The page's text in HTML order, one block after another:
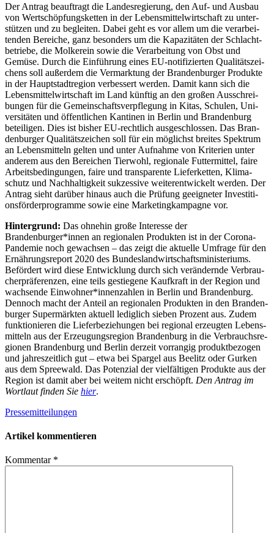
Der Antrag beauf­tragt die Lan­des­re­gie­rung, den Auf- und Aus­bau
von Wert­schöp­fungs­ket­ten in der Lebens­mit­tel­wirt­schaft zu unter­
stüt­zen und zu beglei­ten. Dabei geht es vor allem um die ver­ar­bei­
ten­den Berei­che, ganz beson­ders um die Kapa­zi­tä­ten der Schlacht­
be­triebe, die Mol­ker­ein sowie die Ver­ar­bei­tung von Obst und
Gemüse. Durch die Ein­füh­rung eines EU-noti­fi­zier­ten Qua­li­täts­zei­
chens soll außer­dem die Ver­mark­tung der Bran­den­bur­ger Pro­dukte
in der Haupt­stadt­re­gion ver­bes­sert wer­den. Damit kann sich die
Lebens­mit­tel­wirt­schaft im Land künf­tig an den gro­ßen Aus­schrei­
bun­gen für die Gemein­schafts­ver­pfle­gung in Kitas, Schu­len, Uni­
ver­si­tä­ten und öffent­li­chen Kan­ti­nen in Ber­lin und Bran­den­burg
betei­li­gen. Dies ist bis­her EU-recht­lich aus­ge­schlos­sen. Das Bran­
den­bur­ger Qua­li­täts­zei­chen soll für ein mög­lichst brei­tes Spek­trum
an Lebens­mit­teln gel­ten und unter Auf­nahme von Kri­te­rien unter
ande­rem aus den Berei­chen Tier­wohl, regio­nale Fut­ter­mit­tel, faire
Arbeits­be­din­gun­gen, faire und trans­pa­rente Lie­fer­ket­ten, Kli­ma­
schutz und Nach­hal­tig­keit suk­zes­sive wei­ter­ent­wi­ckelt wer­den. Der
Antrag sieht dar­über hin­aus auch die Prü­fung geeig­ne­ter Inves­ti­ti­
ons­för­der­pro­gramme sowie eine Mar­ke­ting­kam­pa­gne vor.
Hin­ter­grund: Das ohne­hin große Inter­esse der
Brandenburger*innen an regio­na­len Pro­duk­ten ist in der Corona-
Pan­de­mie noch gewach­sen – das zeigt die aktu­elle Umfrage für den
Ernäh­rungs­re­port 2020 des Bun­des­land­wirt­schafts­mi­nis­te­ri­ums.
Beför­dert wird diese Ent­wick­lung durch sich ver­än­dernde Ver­brau­
cher­prä­fe­ren­zen, eine teils gestie­gene Kauf­kraft in der Region und
wach­sende Einwohner*innenzahlen in Ber­lin und Bran­den­burg.
Den­noch macht der Anteil an regio­na­len Pro­duk­ten in den Bran­den­
bur­ger Super­märk­ten aktu­ell ledig­lich sie­ben Pro­zent aus. Zudem
funk­tio­nie­ren die Lie­fer­be­zie­hun­gen bei regio­nal erzeug­ten Lebens­
mit­teln aus der Erzeu­gungs­re­gion Bran­den­burg in die Ver­brauchs­re­
gio­nen Bran­den­burg und Ber­lin der­zeit vor­ran­gig pro­dukt­be­zo­gen
und jah­res­zeit­lich gut – etwa bei Spar­gel aus Beelitz oder Gur­ken
aus dem Spree­wald. Das Poten­zial der viel­fäl­ti­gen Pro­dukte aus der
Region ist damit aber bei wei­tem nicht erschöpft. Den Antrag im
Wort­laut fin­den Sie hier.
Pressemitteilungen
Artikel kommentieren
Kommentar *